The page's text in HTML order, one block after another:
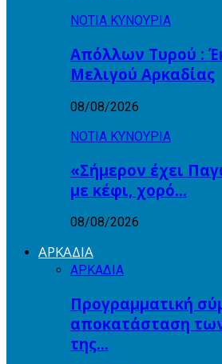
ΝΟΤΙΑ ΚΥΝΟΥΡΙΑ
Απόλλων Τυρού :
Μελιγού Αρκαδίας
08/08/2026
ΝΟΤΙΑ ΚΥΝΟΥΡΙΑ
«Σήμερον έχει
με κέφι, χορό…
08/08/2026
ΑΡΚΑΔΙΑ
ΑΡΚΑΔΙΑ
Προγραμματική
αποκατάσταση
της…